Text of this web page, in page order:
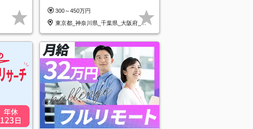
300～450万円
東京都_神奈川県_千葉県_大阪府_愛
知県…